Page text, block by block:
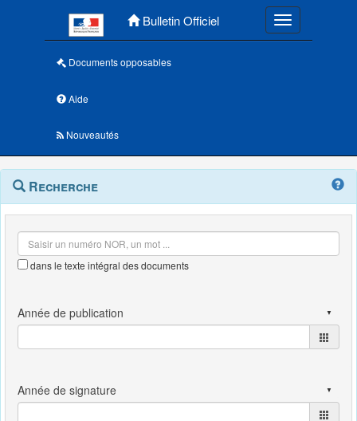
Bulletin Officiel Toggle
Documents opposables
Aide
Nouveautés
Navigation
outils
Menu
contextuel
Recherche
dans le texte intégral des documents